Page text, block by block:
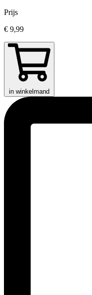
Prijs
€ 9,99
in winkelmand